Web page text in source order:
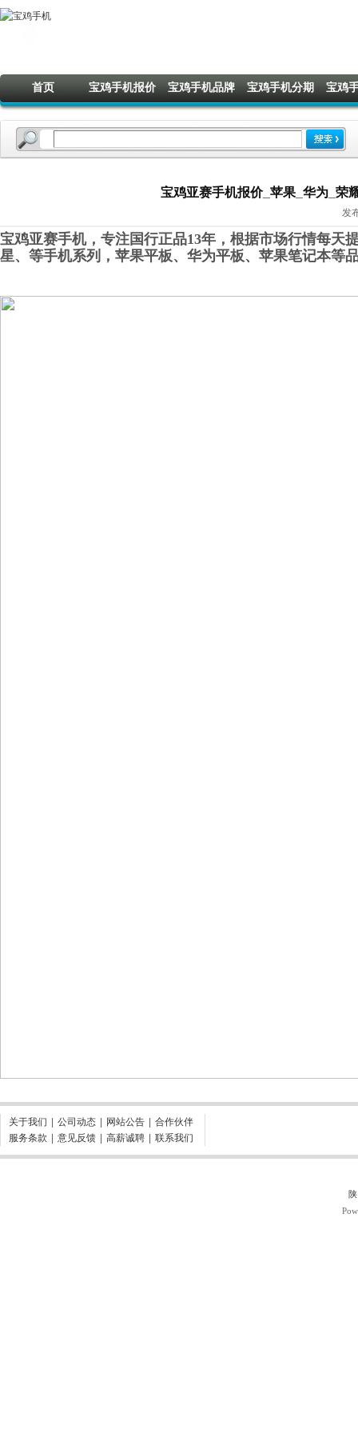
首页 宝鸡手机报价 宝鸡手机品牌 宝鸡手机分期 宝鸡
宝鸡亚赛手机报价_苹果_华为_荣
发
宝鸡亚赛手机，专注国行正品13年，根据市场行情每天
星、 等手机系列，苹果平板、华为平板、 苹果笔记本等
关于我们 公司动态 网站公告
合作伙伴
服务条款
意见反馈 高薪诚聘 联系我们